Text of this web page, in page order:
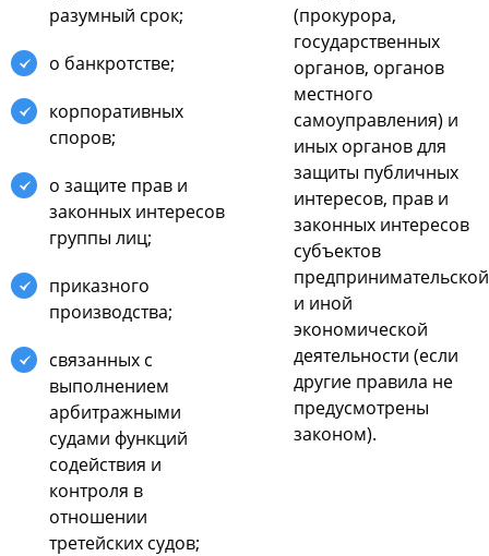
разумный срок;
о банкротстве;
корпоративных
споров;
о защите прав и
законных интересов
группы лиц;
приказного
производства;
связанных с
выполнением
арбитражными
судами функций
содействия и
контроля в
отношении
третейских судов;
(прокурора,
государственных
органов, органов
местного
самоуправления) и
иных органов для
защиты публичных
интересов, прав и
законных интересов
субъектов
предпринимательской
и иной
экономической
деятельности (если
другие правила не
предусмотрены
законом).